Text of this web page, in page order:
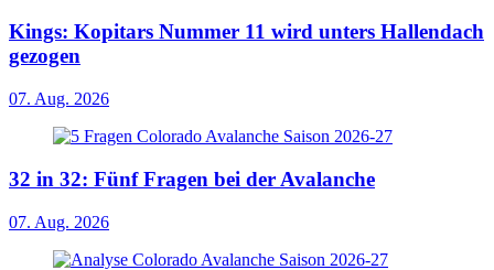
Kings: Kopitars Nummer 11 wird unters Hallendach
gezogen
07. Aug. 2026
32 in 32: Fünf Fragen bei der Avalanche
07. Aug. 2026